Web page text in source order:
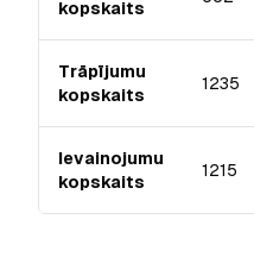
kopskaits
Trāpījumu
kopskaits
1235
Ievainojumu
kopskaits
1215